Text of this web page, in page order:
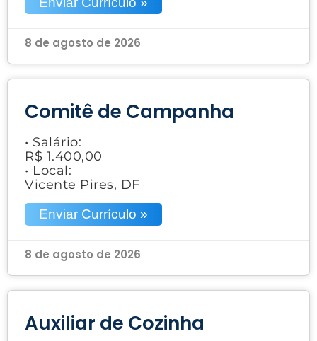
8 de agosto de 2026
Comitê de Campanha
• Salário:
R$ 1.400,00
• Local:
Vicente Pires, DF
Enviar Currículo »
8 de agosto de 2026
Auxiliar de Cozinha